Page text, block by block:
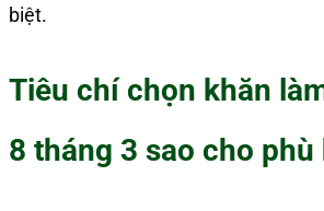
biệt.
Tiêu chí chọn khăn
8 tháng 3 sao cho phù